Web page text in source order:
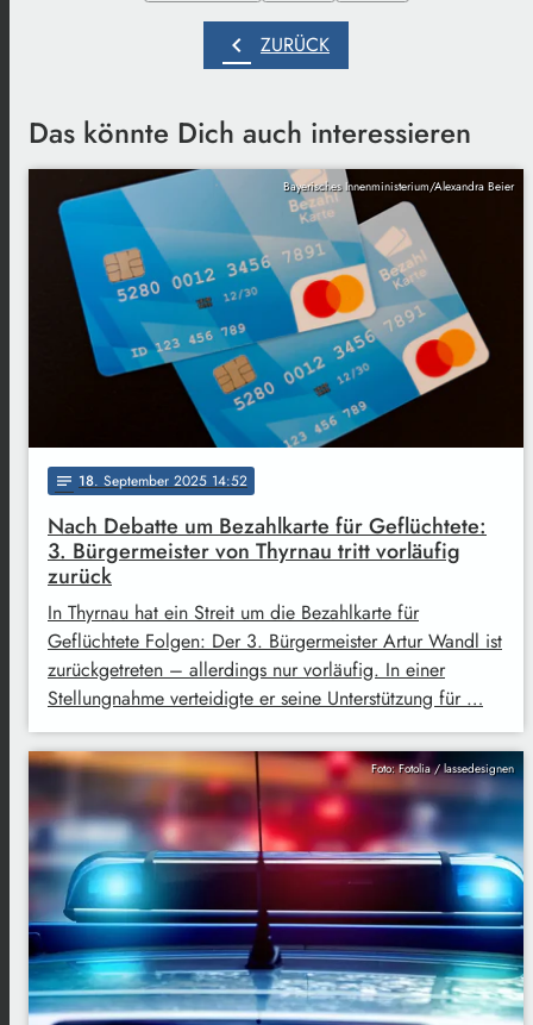
chevron_left ZURÜCK
Das könnte Dich auch interessieren
Bayerisches Innenministerium/Alexandra Beier
notes 18. September 2025 14:52
Nach Debatte um Bezahlkarte für Geflüchtete:
3. Bürgermeister von Thyrnau tritt vorläufig
zurück
In Thyrnau hat ein Streit um die Bezahlkarte für
Geflüchtete Folgen: Der 3. Bürgermeister Artur Wandl ist
zurückgetreten – allerdings nur vorläufig. In einer
Stellungnahme verteidigte er seine Unterstützung für …
Foto: Fotolia / lassedesignen